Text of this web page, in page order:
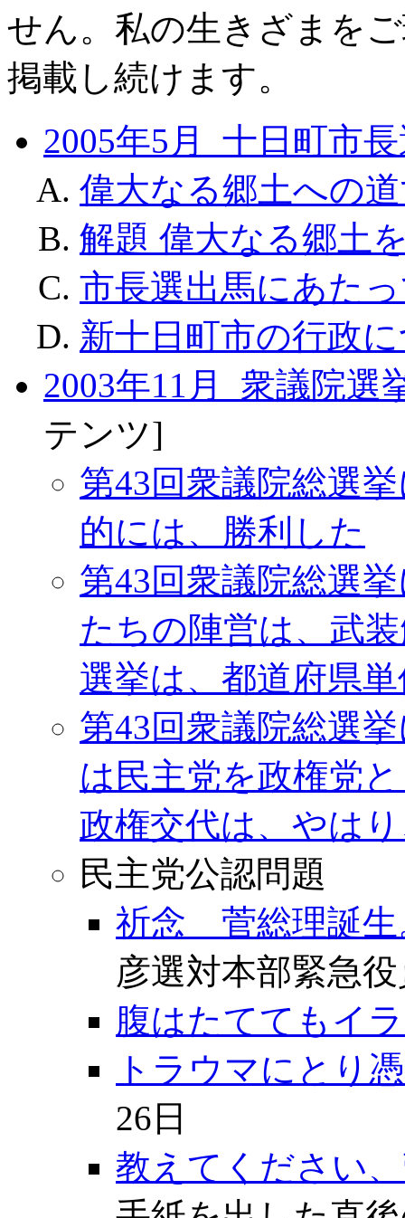
せん。私の生きざまを
掲載し続けます。
2005年5月 十日町市
偉大なる郷土への
解題 偉大なる郷土
市長選出馬にあた
新十日町市の行政
2003年11月 衆議院選
テンツ]
第43回衆議院総選
的には、勝利した
第43回衆議院総選
たちの陣営は、武
選挙は、都道府県
第43回衆議院総選
は民主党を政権党
政権交代は、やは
民主党公認問題
祈念 菅総理誕生
彦選対本部緊急
腹はたててもイ
トラウマにとり
26日
教えてください